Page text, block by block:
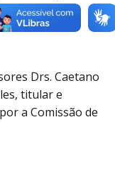
baixa a
Drs. Caetano
titular e
a Comissão de